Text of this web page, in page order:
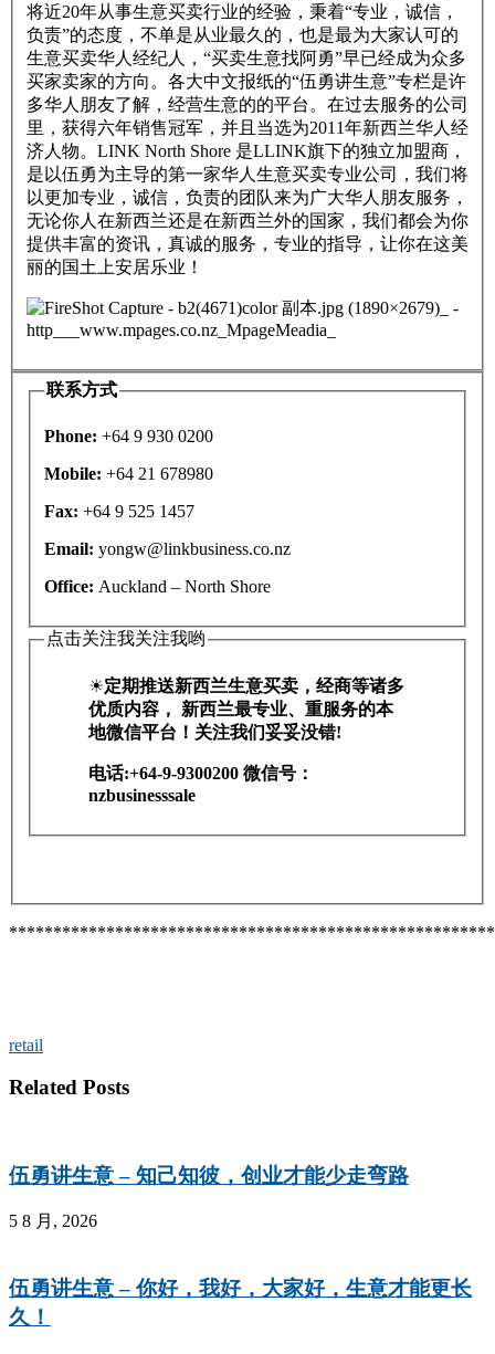
将近20年从事生意买卖行业的经验，秉着“专业，诚信，
负责”的态度，不单是从业最久的，也是最为大家认可的
生意买卖华人经纪人，“买卖生意找阿勇”早已经成为众多
买家卖家的方向。各大中文报纸的“伍勇讲生意”专栏是许
多华人朋友了解，经营生意的的平台。在过去服务的公司
里，获得六年销售冠军，并且当选为2011年新西兰华人经
济人物。LINK North Shore 是LLINK旗下的独立加盟商，
是以伍勇为主导的第一家华人生意买卖专业公司，我们将
以更加专业，诚信，负责的团队来为广大华人朋友服务，
无论你人在新西兰还是在新西兰外的国家，我们都会为你
提供丰富的资讯，真诚的服务，专业的指导，让你在这美
丽的国土上安居乐业！
联系方式
Phone: +64 9 930 0200
Mobile: +64 21 678980
Fax: +64 9 525 1457
Email: yongw@linkbusiness.co.nz
Office: Auckland – North Shore
点击关注我关注我哟
☀定期推送新西兰生意买卖，经商等诸多
优质内容， 新西兰最专业、重服务的本
地微信平台！关注我们妥妥没错!
电话:+64-9-9300200 微信号：
nzbusinesssale
retail
Related Posts
伍勇讲生意 – 知己知彼，创业才能少走弯路
5 8 月, 2026
伍勇讲生意 – 你好，我好，大家好，生意才能更长
久！